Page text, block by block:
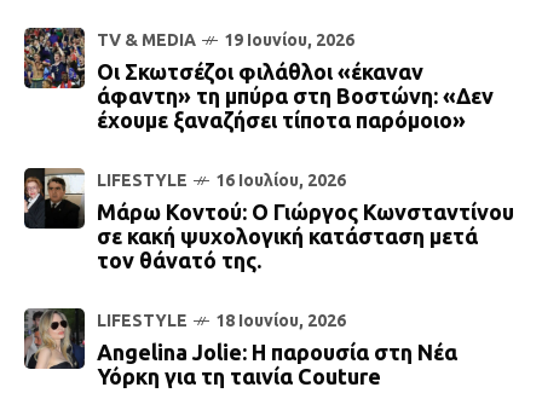
TV & MEDIA 19 Ιουνίου, 2026
Οι Σκωτσέζοι φιλάθλοι «έκαναν
άφαντη» τη μπύρα στη Βοστώνη: «Δεν
έχουμε ξαναζήσει τίποτα παρόμοιο»
LIFESTYLE 16 Ιουλίου, 2026
Μάρω Κοντού: Ο Γιώργος Κωνσταντίνου
σε κακή ψυχολογική κατάσταση μετά
τον θάνατό της.
LIFESTYLE 18 Ιουνίου, 2026
Αngelina Jolie: Η παρουσία στη Νέα
Υόρκη για τη ταινία Couture